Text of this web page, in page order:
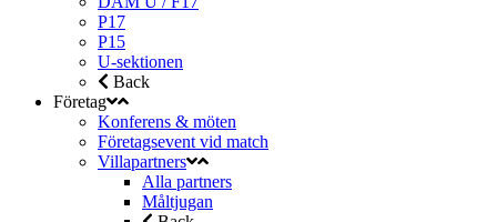
P17
P15
U-sektionen
Back
Företag
Konferens & möten
Företagsevent vid match
Villapartners
Alla partners
Måltjugan